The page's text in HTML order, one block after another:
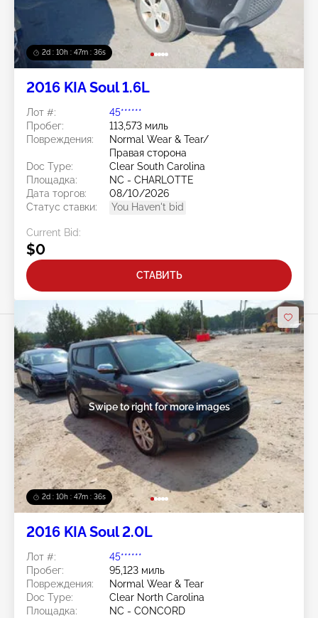
2d : 10h : 47m : 33s
2016 KIA Soul 1.6L
Лот #:
45******
Пробег:
113,573 миль
Повреждения:
Normal Wear & Tear/
Правая сторона
Doc Type:
Clear South Carolina
Площадка:
NC - CHARLOTTE
Дата торгов:
08/10/2026
Статус ставки:
You Haven't bid
Current Bid:
$0
СТАВИТЬ
2d : 10h : 47m : 33s
Swipe to right for more images
2016 KIA Soul 2.0L
Лот #:
45******
Пробег:
95,123 миль
Повреждения:
Normal Wear & Tear
Doc Type:
Clear North Carolina
Площадка:
NC - CONCORD